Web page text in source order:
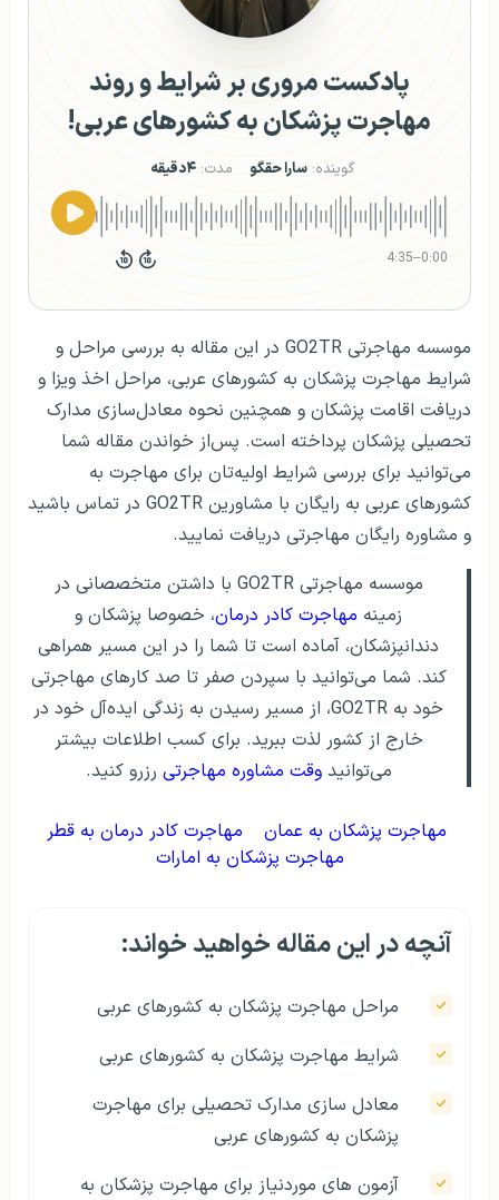
پادکست مروری بر شرایط و روند
مهاجرت پزشکان به کشورهای عربی!
گوینده:سارا حقگو مدت:۴دقیقه
0:00
–
4:35
موسسه مهاجرتی GO2TR در این مقاله به بررسی مراحل و
شرایط مهاجرت پزشکان به کشورهای عربی،‌ مراحل اخذ ویزا و
دریافت اقامت پزشکان و همچنین نحوه معادل‌سازی مدارک
تحصیلی پزشکان پرداخته است. پس‌از خواندن مقاله شما
می‌توانید برای بررسی شرایط اولیه‌تان برای مهاجرت به
کشورهای عربی به رایگان با مشاورین ‌GO2TR در تماس باشید
و مشاوره رایگان مهاجرتی دریافت نمایید.
موسسه مهاجرتی GO2TR با داشتن متخصصانی در
زمینه مهاجرت کادر درمان، خصوصا پزشکان و
دندانپزشکان، آماده است تا شما را در این مسیر همراهی
کند. شما می‌توانید با سپردن صفر تا صد کارهای مهاجرتی
خود به GO2TR، از مسیر رسیدن به زندگی ایده‌آل خود در
خارج از کشور لذت ببرید. برای کسب اطلاعات بیشتر
می‌توانیدوقت مشاوره مهاجرتی رزرو کنید.
مهاجرت پزشکان به عمان
مهاجرت کادر درمان به قطر
مهاجرت پزشکان به امارات
آنچه در این مقاله خواهید خواند:
مراحل مهاجرت پزشکان به کشورهای عربی
شرایط مهاجرت پزشکان به کشورهای عربی
معادل سازی مدارک تحصیلی برای مهاجرت
پزشکان به کشورهای عربی
آزمون های موردنیاز برای مهاجرت پزشکان به